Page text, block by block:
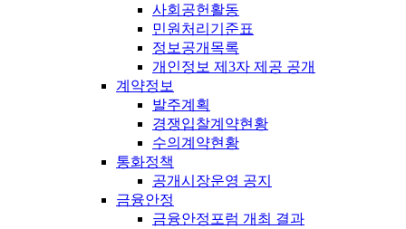
사회공헌활동
민원처리기준표
정보공개목록
개인정보 제3자 제공 공개
계약정보
발주계획
경쟁입찰계약현황
수의계약현황
통화정책
공개시장운영 공지
금융안정
금융안정포럼 개최 결과